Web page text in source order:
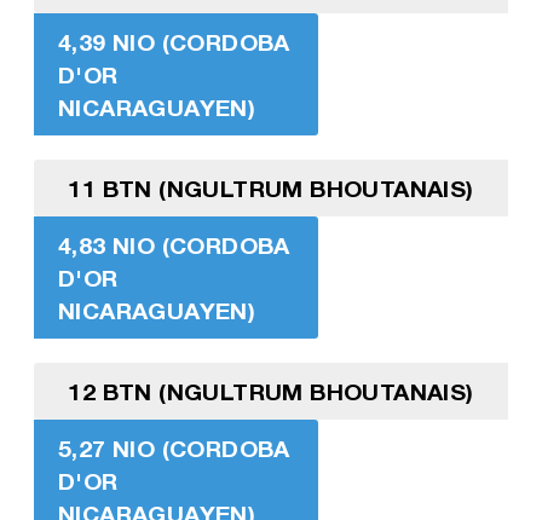
4,39 NIO (CORDOBA
D'OR
NICARAGUAYEN)
11 BTN (NGULTRUM BHOUTANAIS)
4,83 NIO (CORDOBA
D'OR
NICARAGUAYEN)
12 BTN (NGULTRUM BHOUTANAIS)
5,27 NIO (CORDOBA
D'OR
NICARAGUAYEN)